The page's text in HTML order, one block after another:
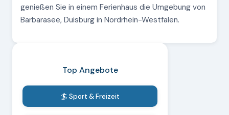
genießen Sie in einem Ferienhaus die Umgebung von
Barbarasee, Duisburg in Nordrhein-Westfalen.
Top Angebote
🏄 Sport & Freizeit